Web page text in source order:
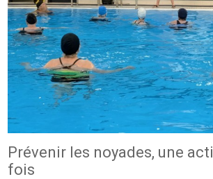
Prévenir les noyades, une
fois